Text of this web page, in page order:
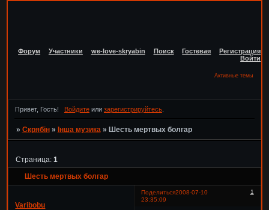
Форум Участники we-love-skryabin Поиск Гостевая
Регистрация
Войти
Активные темы
Привет, Гость! Войдитеили зарегистрируйтесь.
» Скрябін » Інша музика » Шесть мертвых болгар
Шесть мертвых болгар
Страница: 1
Поделиться 1
2008-07-10
23:35:09
Varibobu